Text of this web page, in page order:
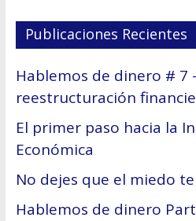
Publicaciones Recientes
Hablemos de dinero # 7
reestructuración
El primer paso hacia la
Económica
No dejes que el miedo
Hablemos de dinero